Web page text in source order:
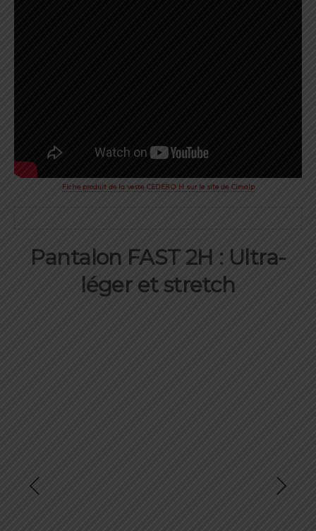
Fiche produit de la veste CEDERO H sur le site de Cimalp
Pantalon FAST 2H : Ultra-
léger et stretch